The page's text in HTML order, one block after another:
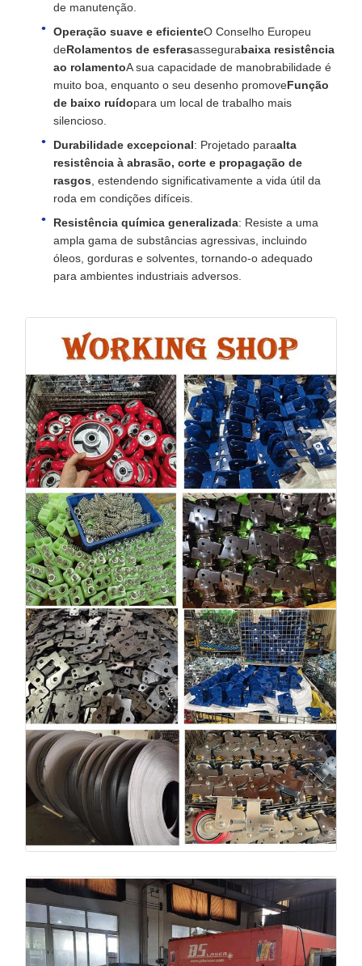
de manutenção.
Operação suave e eficienteO Conselho Europeu
deRolamentos de esferasassegurabaixa resistência
ao rolamentoA sua capacidade de manobrabilidade é
muito boa, enquanto o seu desenho promoveFunção
de baixo ruídopara um local de trabalho mais
silencioso.
Durabilidade excepcional: Projetado paraalta
resistência à abrasão, corte e propagação de
rasgos , estendendo significativamente a vida útil da
roda em condições difíceis.
Resistência química generalizada: Resiste a uma
ampla gama de substâncias agressivas, incluindo
óleos, gorduras e solventes, tornando-o adequado
para ambientes industriais adversos.